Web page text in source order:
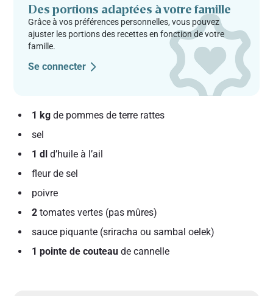
Des portions adaptées à votre famille
Grâce à vos préférences personnelles, vous pouvez
ajuster les portions des recettes en fonction de votre
famille.
Se connecter
1 kg de pommes de terre rattes
sel
1 dl d’huile à l’ail
fleur de sel
poivre
2tomates vertes (pas mûres)
sauce piquante (sriracha ou sambal oelek)
1 pointe de couteau de cannelle